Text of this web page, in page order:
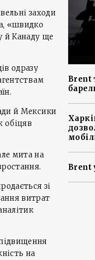
заходи
«швидко
й Канаду ще
одразу
й Мексики
обіцяв
мита на
зі
витрат
на
Brent
Brent